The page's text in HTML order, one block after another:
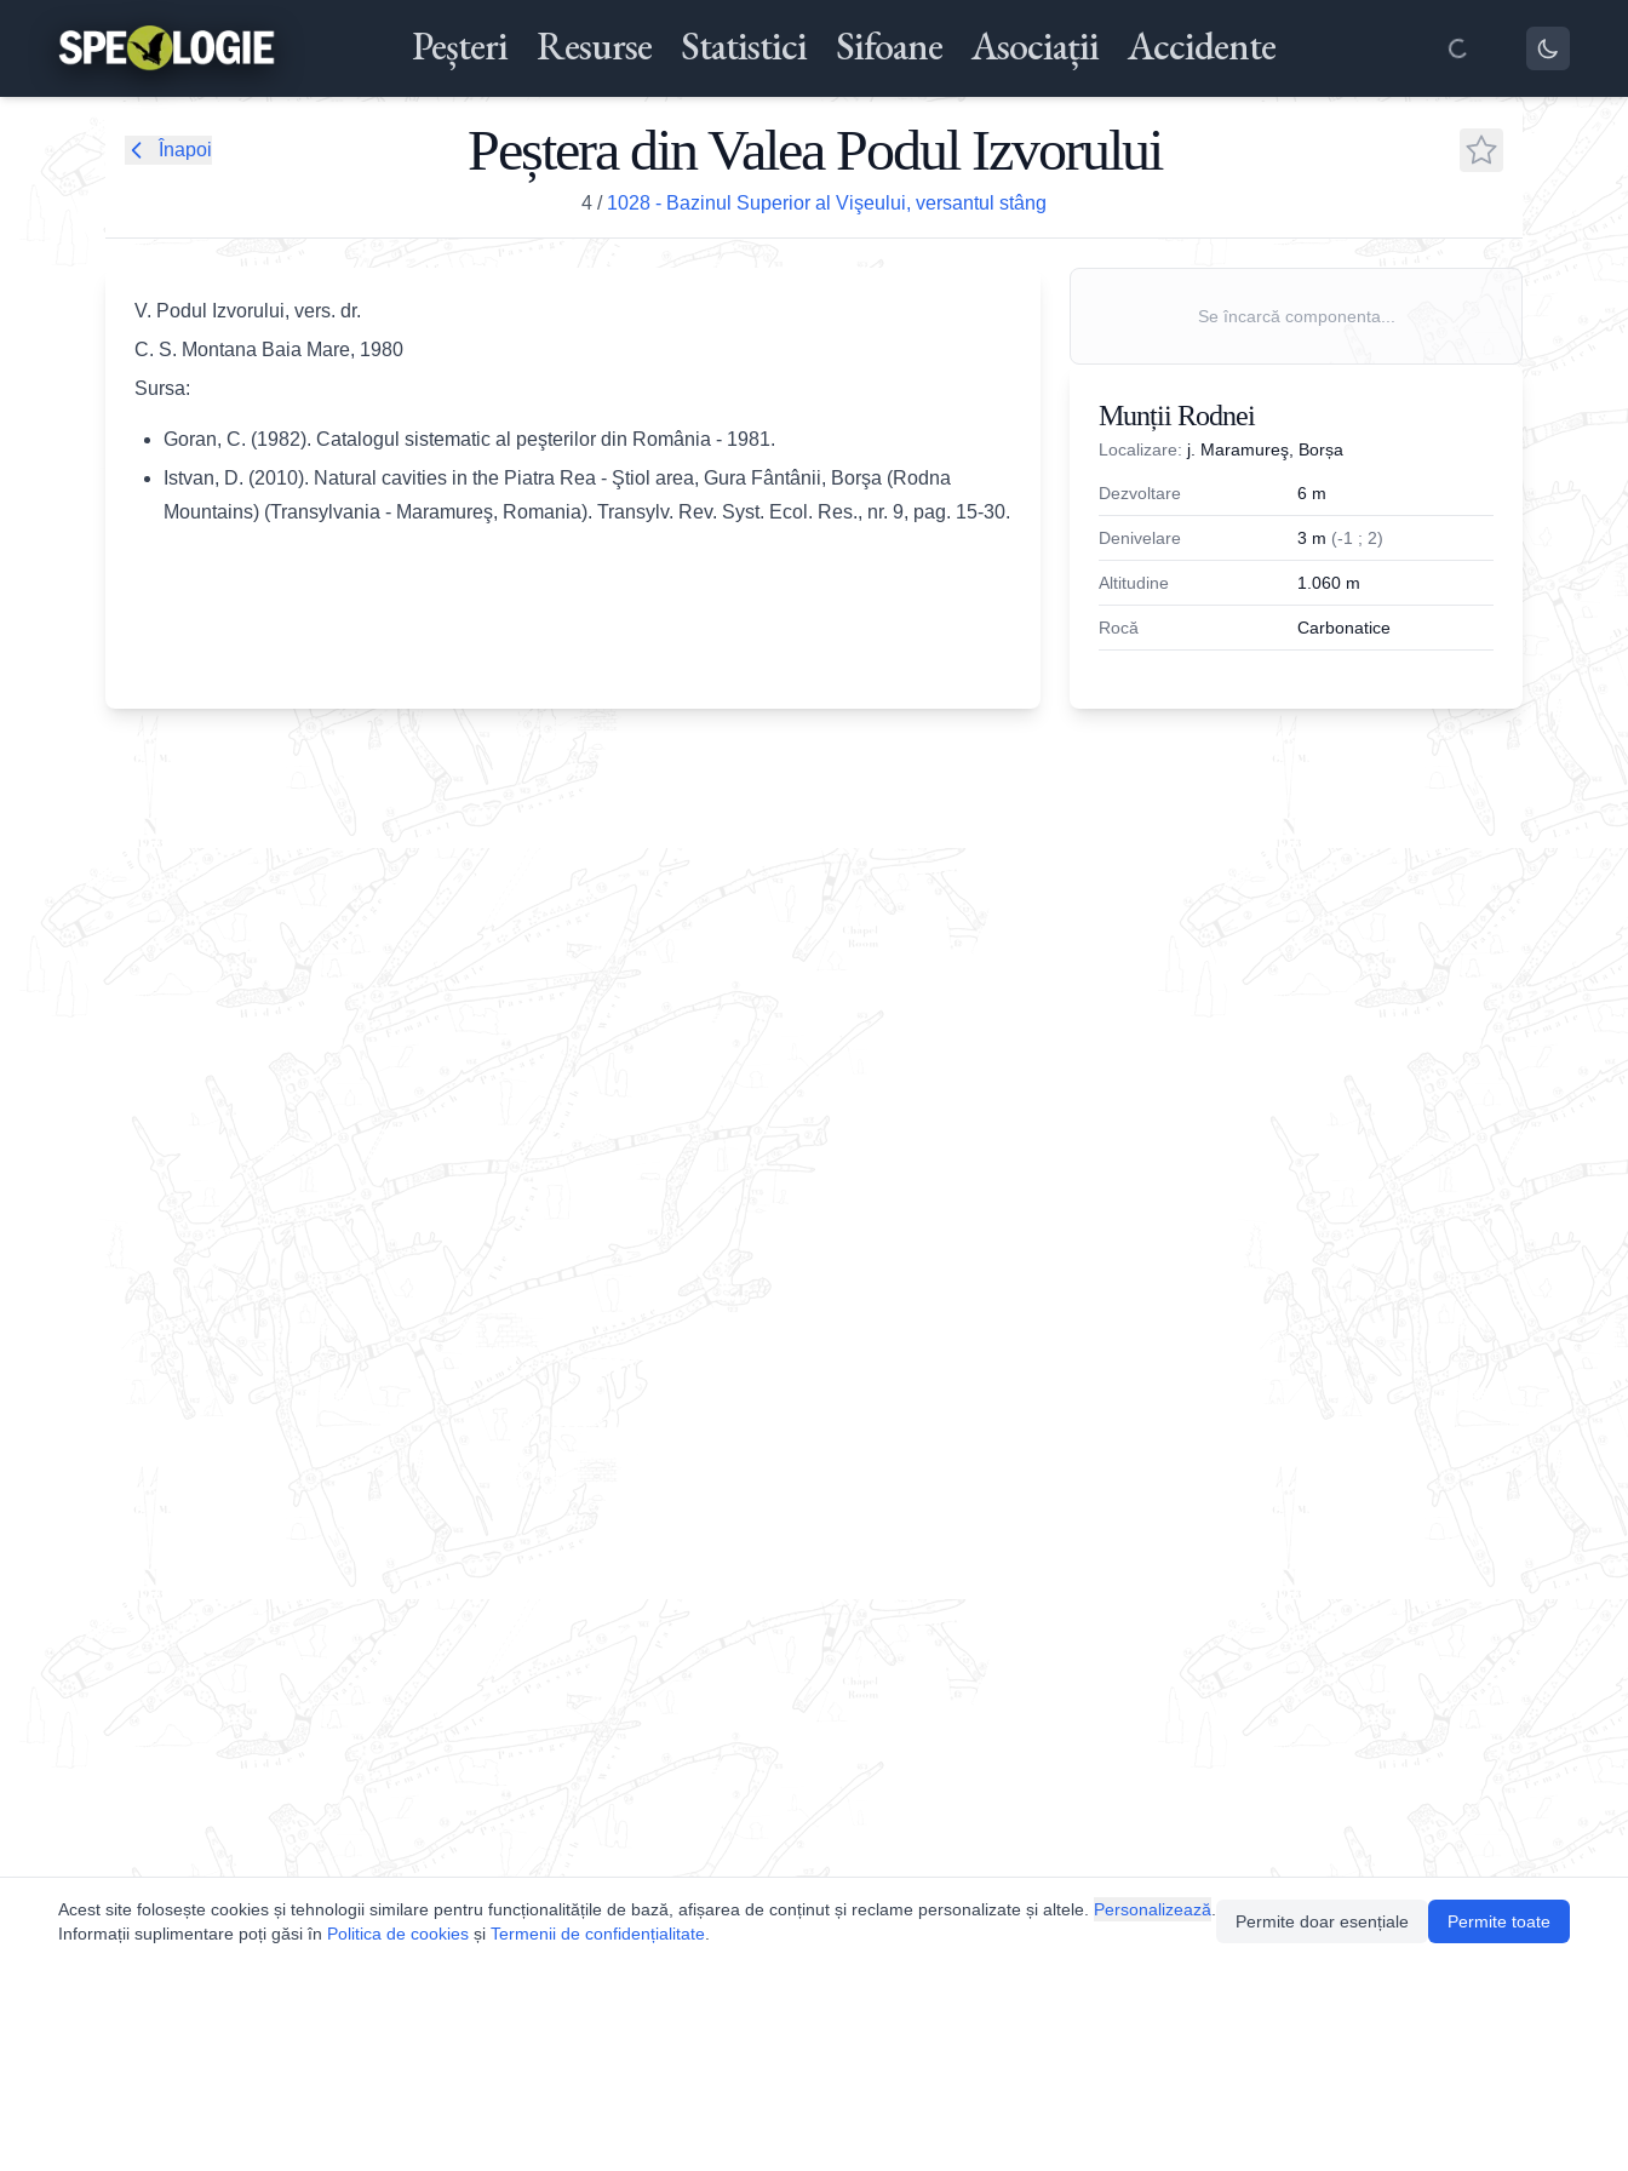
Peșteri Resurse Statistici Sifoane Asociații Accidente
Înapoi Peștera din Valea Podul Izvorului
4 / 1028 - Bazinul Superior al Vişeului, versantul stâng
V. Podul Izvorului, vers. dr.
C. S. Montana Baia Mare, 1980
Sursa:
Goran, C. (1982). Catalogul sistematic al peşterilor din România - 1981.
Istvan, D. (2010). Natural cavities in the Piatra Rea - Ştiol area, Gura Fântânii, Borşa (Rodna
Mountains) (Transylvania - Maramureş, Romania). Transylv. Rev. Syst. Ecol. Res., nr. 9, pag. 15-30.
Se încarcă componenta...
Munții Rodnei
Localizare: j. Maramureş, Borșa
Dezvoltare 6 m
Denivelare 3 m (-1 ; 2)
Altitudine 1.060 m
Rocă Carbonatice
Acest site folosește cookies și tehnologii similare pentru funcționalitățile de bază, afișarea de conținut și reclame personalizate și altele. Personalizează
Informații suplimentare poți găsi în Politica de cookies și Termenii de confidențialitate
Permite doar esențiale Permite toate